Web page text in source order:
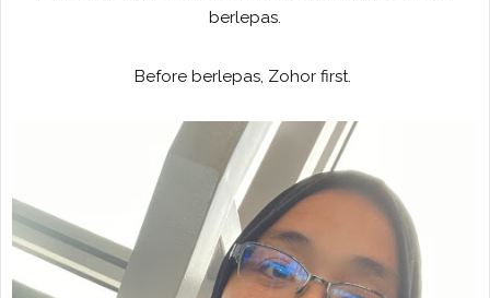
berlepas.
Before berlepas, Zohor first.